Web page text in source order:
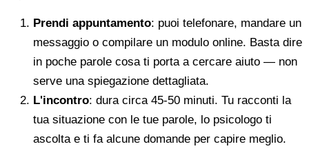
Prendi appuntamento: puoi telefonare, mandare un
messaggio o compilare un modulo online. Basta dire
in poche parole cosa ti porta a cercare aiuto — non
serve una spiegazione dettagliata.
L'incontro: dura circa 45-50 minuti. Tu racconti la
tua situazione con le tue parole, lo psicologo ti
ascolta e ti fa alcune domande per capire meglio.